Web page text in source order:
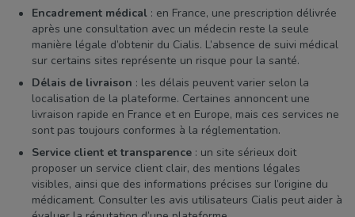
Encadrement médical : en France, une prescription délivrée
après une consultation avec un médecin reste la seule
manière légale d’obtenir du Cialis. L’absence de suivi médical
sur certains sites représente un risque pour la santé.
Délais de livraison : les délais peuvent varier selon la
localisation de la plateforme. Certaines annoncent une
livraison rapide en France et en Europe, mais ces services ne
sont pas toujours conformes à la réglementation.
Service client et transparence : un site sérieux doit
proposer un service client clair, des mentions légales
visibles, ainsi que des informations précises sur l’origine du
médicament. Consulter les avis utilisateurs Cialis peut aider à